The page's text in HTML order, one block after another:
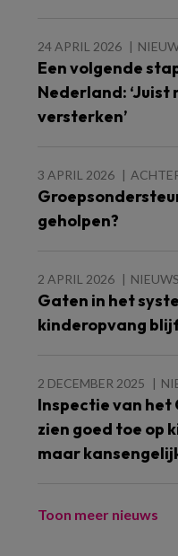
24 APRIL 2026
Een volgende
Nederland:
versterken’
3 APRIL 2026
geholpen?
2 APRIL 2026 NIEUWS
Gaten in het
kinderopvang
2 DECEMBER 2025
Inspectie van het
zien goed toe op
maar
Toon meer nieuws